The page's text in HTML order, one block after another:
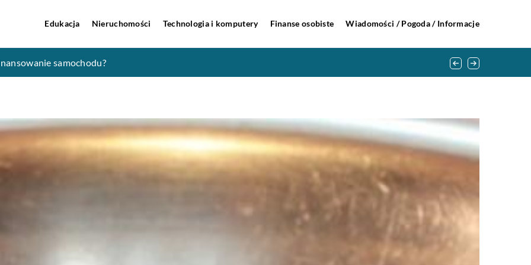
Edukacja Nieruchomości Technologia i komputery Finanse osobiste Wiadomości / Pogoda / Informacje
oddaniem do serwisu?
samochodu?